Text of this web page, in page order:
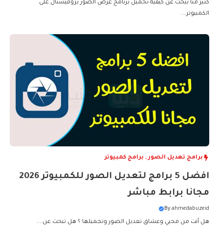
كثير منا يبحث عن كيفية تحميل برنامج عرض الصور بروفيشنال على
الكمبيوتر....
برامج تعديل الصور, برامج كمبيوتر
افضل 5 برامج لتعديل الصور للكمبيوتر 2026
مجانا برابط مباشر
Byahmedabuzeid
هل أنت من محبي وعشاق تعديل الصور وتجميلها ؟ هل تبحث عن....